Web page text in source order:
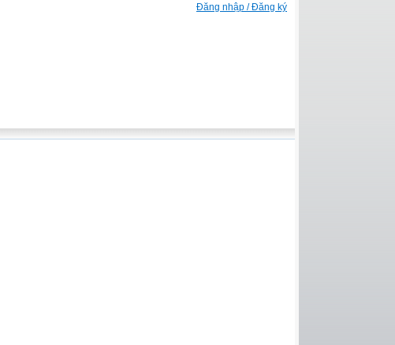
Đăng nhập / Đăng ký